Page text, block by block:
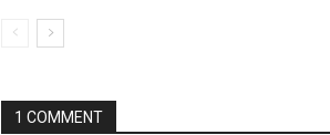
1 COMMENT